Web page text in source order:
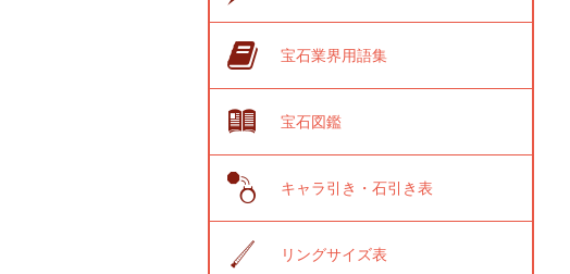
宝石業界用語集
宝石図鑑
キャラ引き・石引き表
リングサイズ表